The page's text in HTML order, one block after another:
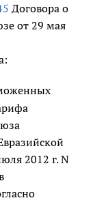
Договора о
от 29 мая
2012 г. N